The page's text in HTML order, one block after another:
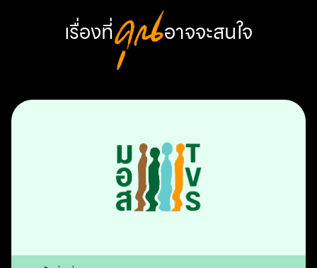
เรื่องที่คุณ อาจจะสนใจ